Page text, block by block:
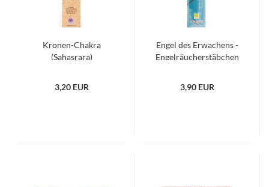
Kronen-Chakra
(Sahasrara)
3,20 EUR
Engel des Erwachens -
Engelräucherstäbchen
3,90 EUR